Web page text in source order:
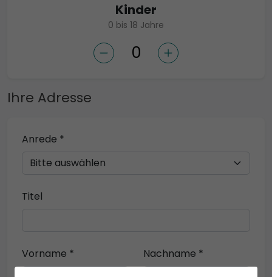
Kinder
0 bis 18 Jahre
Ihre Adresse
Anrede *
Titel
Vorname * Nachname *